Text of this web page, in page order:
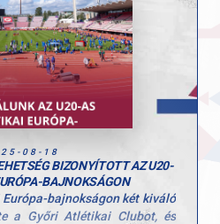
hogy Tokió történelmi
ben rendeztek itt
most ő is a legendák
rengeteg támogatást
el” – mondja, hozzátéve,
a saját egyéni csúcsának
lehető legjobb helyezés
08-18
BIZONYÍTOTT AZ U20-
BAJNOKSÁGON
bajnokságon két kiváló
a Győri Atlétikai Clubot, és